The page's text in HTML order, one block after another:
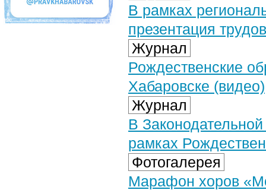
В рамках
презентация
Журнал
Рождественские
Хабаровске (видео)
Журнал
В
рамках
Фотогалерея
Марафон хоров